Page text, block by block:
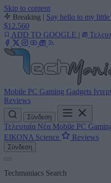
Skip to content
Breaking | Say hello to my
$12.560
ADD TO GOOGLE |
Mobile PC Gaming Gadgets
Reviews
Σύνδεση
Τελευταία Νέα Mobile PC
ΕΙΚΟΝΑ Science Reviews
Σύνδεση
Techmaniacs Search